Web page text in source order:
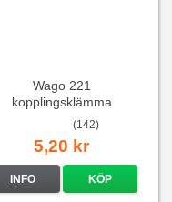
Wago 221
kopplingsklämma
(142)
5,20 kr
INFO KÖP